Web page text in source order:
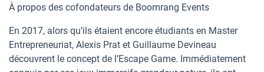
À propos des cofondateurs de Boomrang Events
En 2017, alors qu’ils étaient encore étudiants en Master
Entrepreneuriat, Alexis Prat et Guillaume Devineau
découvrent le concept de l’Escape Game. Immédiatement